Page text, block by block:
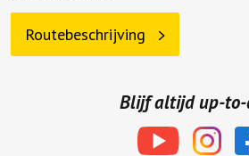
Blijf altijd up-
Routebeschrijving